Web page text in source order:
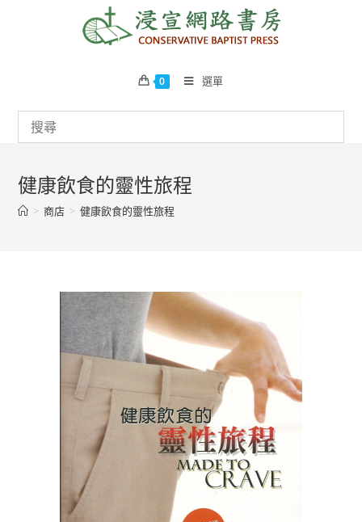
0 選單
健康飲食的靈性旅程
> 商店 > 健康飲食的靈性旅程